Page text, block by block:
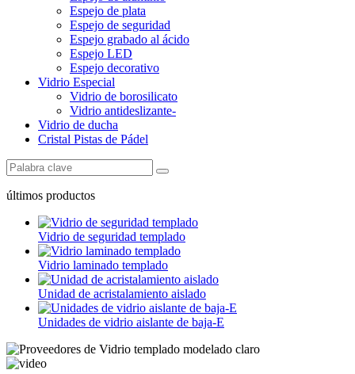
Espejo de plata
Espejo de seguridad
Espejo grabado al ácido
Espejo LED
Espejo decorativo
Vidrio Especial
Vidrio de borosilicato
Vidrio antideslizante-
Vidrio de ducha
Cristal Pistas de Pádel
últimos productos
Vidrio de seguridad templado
Vidrio laminado templado
Unidad de acristalamiento aislado
Unidades de vidrio aislante de baja-E